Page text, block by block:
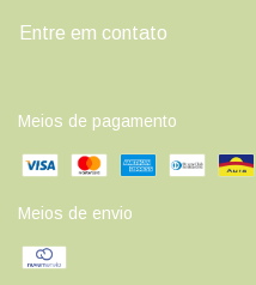
Entre em contato
Meios de pagamento
Meios de envio